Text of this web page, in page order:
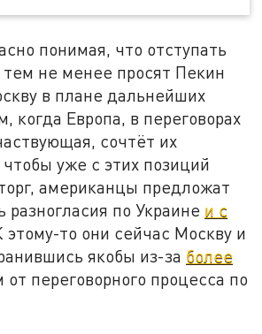
понимая, что отступать
тем не менее просят Пекин
в плане дальнейших
когда Европа, в переговорах
сочтёт их
уже с этих позиций
американцы предложат
разногласия по Украине и с
этому-то они сейчас Москву и
якобы из-за более
от переговорного процесса по